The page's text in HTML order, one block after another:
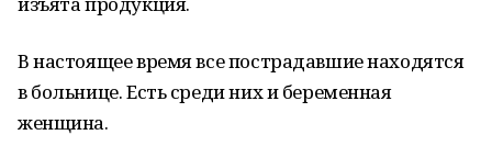
В настоящее время все пострадавшие находятся
в больнице. Есть среди них и беременная
женщина.